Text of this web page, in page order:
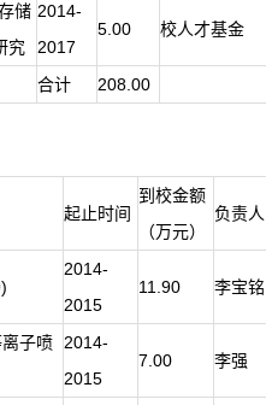
储
究
2014-
2017
5.00 校人才基金
合计 208.00
起止时间
到校金额
（万元）
负责人
2014-
2015
11.90 李宝铭
子喷
2014-
2015
7.00 李强